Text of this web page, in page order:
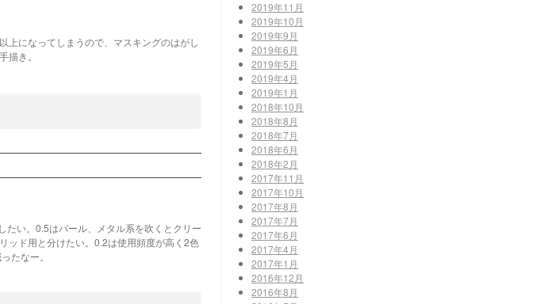
上になってしまうので、マスキングのはがし
描き。
たい。0.5はパール、メタル系を吹くとクリー
ッド用と分けたい。0.2は使用頻度が高く2色
たなー。
2019年11月
2019年10月
2019年9月
2019年6月
2019年5月
2019年4月
2019年1月
2018年10月
2018年8月
2018年7月
2018年6月
2018年2月
2017年11月
2017年10月
2017年8月
2017年7月
2017年6月
2017年4月
2017年1月
2016年12月
2016年8月